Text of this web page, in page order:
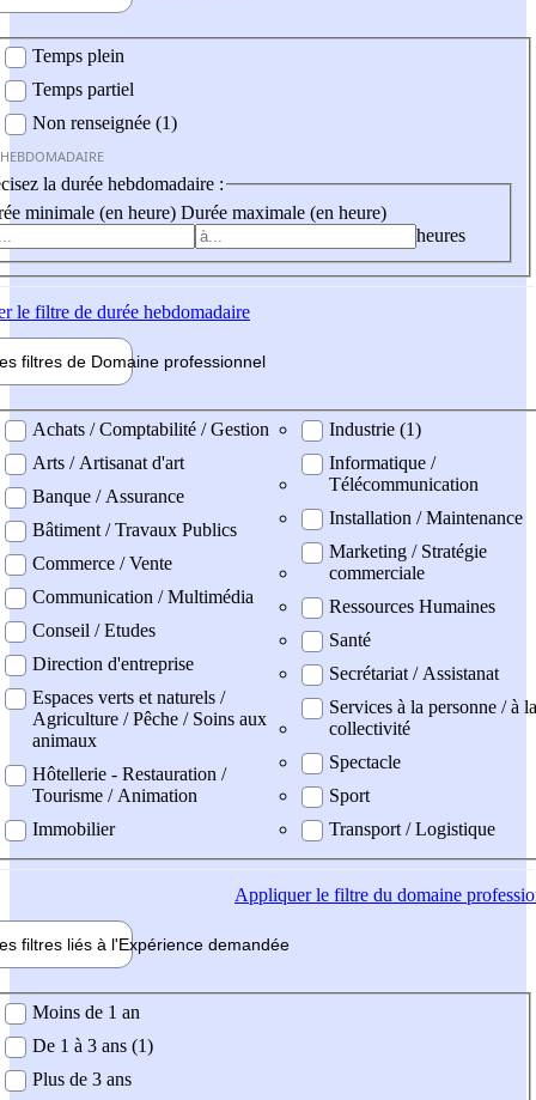
Temps plein
Temps partiel
Non renseignée (1)
la durée hebdomadaire :
minimale (en heure) Durée maximale (en heure)
heures
le filtre de durée hebdomadaire
filtres de Domaine professionnel
professionel
Achats / Comptabilité / Gestion
Arts / Artisanat d'art
Banque / Assurance
Bâtiment / Travaux Publics
Commerce / Vente
Communication / Multimédia
Conseil / Etudes
Direction d'entreprise
Espaces verts et naturels /
Agriculture / Pêche / Soins aux
animaux
Hôtellerie - Restauration /
Tourisme / Animation
Immobilier
Industrie (1)
Informatique /
Télécommunication
Installation / Maintenance
Marketing / Stratégie
commerciale
Ressources Humaines
Santé
Secrétariat / Assistanat
Services à la personne / à la
collectivité
Spectacle
Sport
Transport / Logistique
Appliquerle filtre du domaine
filtres liés à l'Expérience demandée
demandée
Moins de 1 an
De 1 à 3 ans (1)
Plus de 3 ans